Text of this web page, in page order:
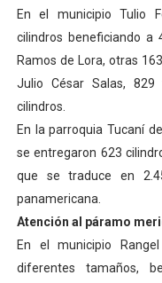
En el municipio Tulio
cilindros beneficiando a
Ramos de Lora, otras
Julio César Salas, 829
cilindros.
En la parroquia Tucaní
se entregaron 623
que se traduce en
panamericana.
Atención al páramo
En el municipio
diferentes tamaños,